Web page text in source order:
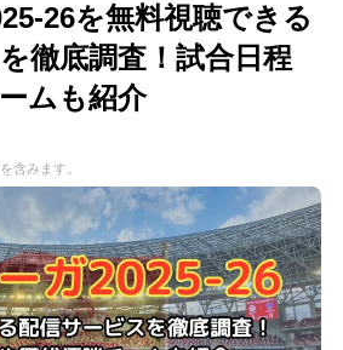
26を無料視聴できる
徹底調査！試合日程
ムも紹介
含みます。